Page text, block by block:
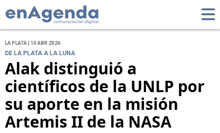
LA PLATA | 10 ABR 2026
DE LA PLATA A LA LUNA
Alak distinguió a
científicos de la UNLP por
su aporte en la misión
Artemis II de la NASA